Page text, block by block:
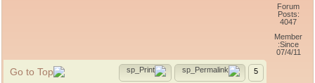
Forum
Posts:
4047
Member
Since:
07/4/11
5